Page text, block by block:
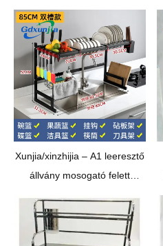
Xunjia/xinzhijia – A1 leeresztő
állvány mosogató felett
acél függőleges lefolyó tároló
állvány és állítható konyhai